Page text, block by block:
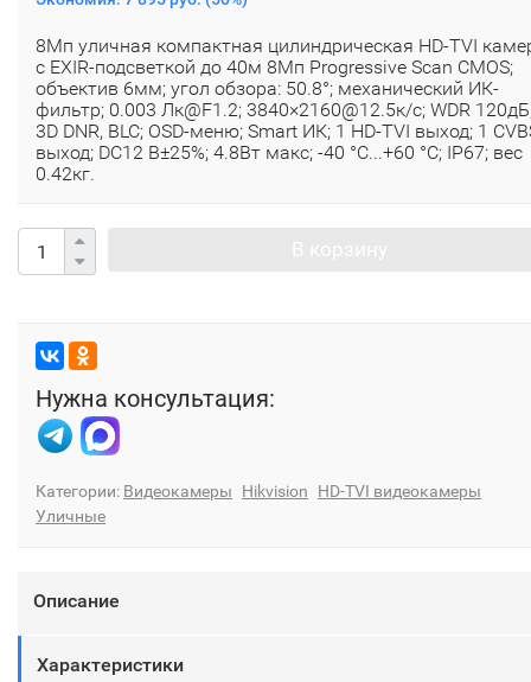
8Мп уличная компактная цилиндрическая HD-TVI
с EXIR-подсветкой до 40м 8Мп Progressive Scan CMOS;
объектив 6мм; угол обзора: 50.8°; механический ИК-
фильтр; 0.003 Лк@F1.2; 3840×2160@12.5к/с; WDR
3D DNR, BLC; OSD-меню; Smart ИК; 1 HD-TVI выход; 1
выход; DC12 В±25%; 4.8Вт макс; -40 °C...+60 °C; IP67; вес
0.42кг.
Нужна консультация:
Категории: Видеокамеры Hikvision
HD-TVI видеокамеры
Уличные
Описание
Характеристики